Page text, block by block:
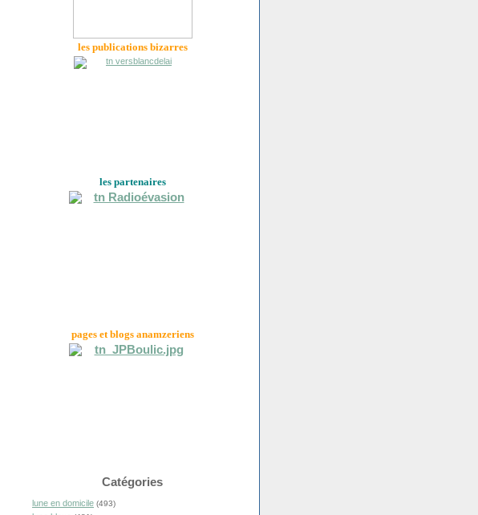
les publications bizarres
les partenaires
pages et blogs anamzeriens
Catégories
lune en domicile (493)